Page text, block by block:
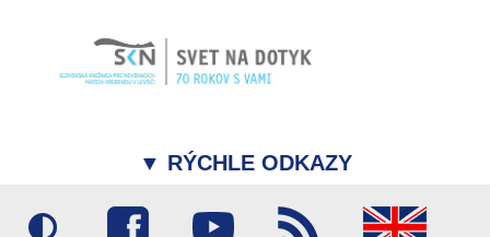
▼ RÝCHLE ODKAZY